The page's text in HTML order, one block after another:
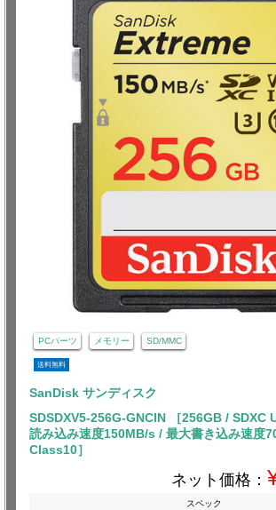
PCパーツ メモリー SD/MMC
送料無料
SanDisk サンディスク
SDSDXV5-256G-GNCIN ［256GB / SDXC
読み込み速度150MB/s / 最大書き込み速度
Class10］
ネット価格：
スペック